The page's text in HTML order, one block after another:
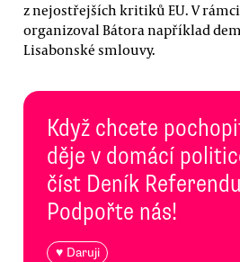
z nejostřejších kritiků EU. V
organizoval Bátora například
Lisabonské smlouvy.
Když chcete
děje v domácí
číst Deník
Podpořte nás!
♥ Daruji